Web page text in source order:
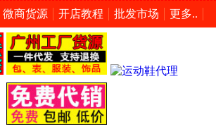
微商货源 开店教程 批发市场 更多..